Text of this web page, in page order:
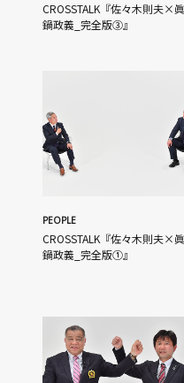
CROSSTALK『佐々木則夫×眞
鍋政義_完全版③』
PEOPLE
CROSSTALK『佐々木則夫×眞
鍋政義_完全版①』